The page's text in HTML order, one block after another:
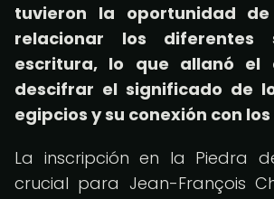
tuvieron la oportunidad
relacionar los diferentes
escritura, lo que allanó el
descifrar el significado de
egipcios y su conexión con
La inscripción en la Piedra
crucial para Jean-François